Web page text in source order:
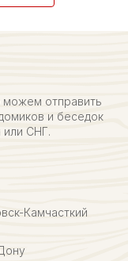
можем отправить
и беседок
или СНГ.
Камчасткий